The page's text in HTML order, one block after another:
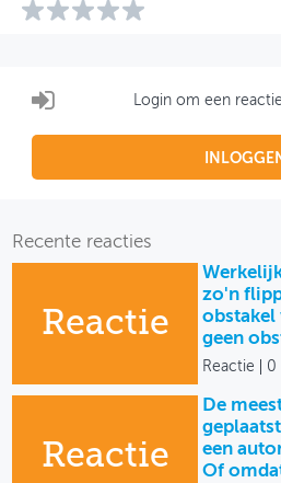
Login om een
Recente reacties
Reactie
zo'n
obstakel
geen
Reactie 0
Reactie
De
een
Of